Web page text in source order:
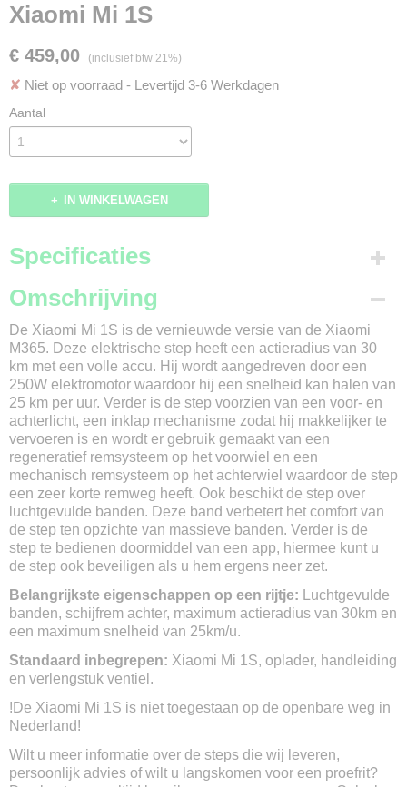
Xiaomi Mi 1S
€ 459,00 (inclusief btw 21%)
✘ Niet op voorraad - Levertijd 3-6 Werkdagen
Aantal
IN WINKELWAGEN
Specificaties
Merk
Xiaomi
Model
Mi 1S
Kleur
Antraciet
Max. snelheid
25km/u
Max. actieradius
30km
Max. klimhoek
14%
Waterdicht
IP54
Gewicht
12,5kg
Max belasting
100kg
108 x 43 x 114
Afmeting gevouwen
108 x 43 x 49
Soort accu
Lithium-ion
Accu capaciteit
Omschrijving
De Xiaomi Mi 1S is de vernieuwde versie van de Xiaomi
M365. Deze elektrische step heeft een actieradius van 30
km met een volle accu. Hij wordt aangedreven door een
250W elektromotor waardoor hij een snelheid kan halen van
25 km per uur. Verder is de step voorzien van een voor- en
achterlicht, een inklap mechanisme zodat hij makkelijker te
vervoeren is en wordt er gebruik gemaakt van een
regeneratief remsysteem op het voorwiel en een
mechanisch remsysteem op het achterwiel waardoor de step
een zeer korte remweg heeft. Ook beschikt de step over
luchtgevulde banden. Deze band verbetert het comfort van
de step ten opzichte van massieve banden. Verder is de
step te bedienen doormiddel van een app, hiermee kunt u
de step ook beveiligen als u hem ergens neer zet.
Belangrijkste eigenschappen op een rijtje:
Luchtgevulde
banden, schijfrem achter, maximum actieradius van 30km en
een maximum snelheid van 25km/u.
Standaard inbegrepen: Xiaomi Mi 1S, oplader, handleiding
en verlengstuk ventiel.
!De Xiaomi Mi 1S is niet toegestaan op de openbare weg in
Nederland!
Wilt u meer informatie over de steps die wij leveren,
persoonlijk advies of wilt u langskomen voor een proefrit?